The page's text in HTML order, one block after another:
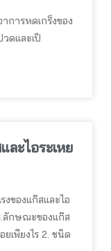
การหดเกร็งของ
ดและเป็
ละไอระเหย
งของแก๊สและไอ
ลักษณะของแก๊ส
เพียงไร 2. ชนิด